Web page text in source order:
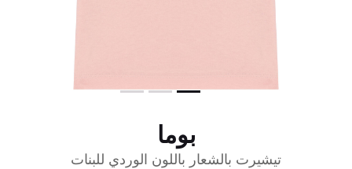
بوما
تيشيرت بالشعار باللون الوردي للبنات